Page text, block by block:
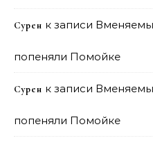
Сурен к записи
попеняли Помойке
Сурен к записи
попеняли Помойке